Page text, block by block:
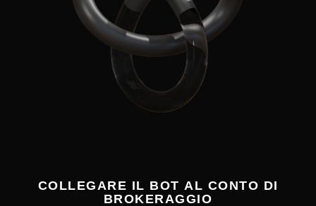
COLLEGARE IL BOT AL CONTO DI
BROKERAGGIO